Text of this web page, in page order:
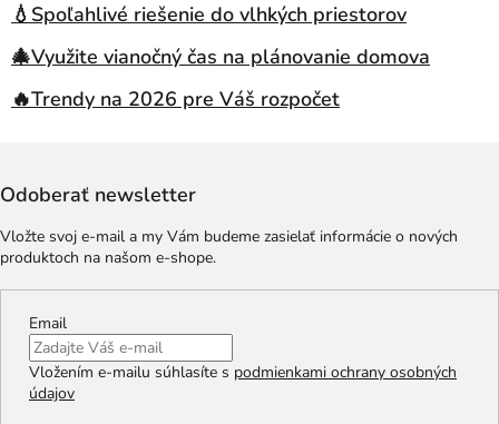
💧Spoľahlivé riešenie do vlhkých priestorov
🎄Využite vianočný čas na plánovanie domova
🔥Trendy na 2026 pre Váš rozpočet
Odoberať newsletter
Vložte svoj e-mail a my Vám budeme zasielať informácie o nových
produktoch na našom e-shope.
Email
Vložením e-mailu súhlasíte s podmienkami ochrany osobných
údajov